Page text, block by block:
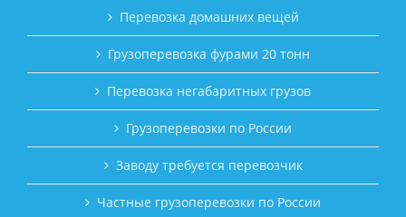
Перевозка домашних вещей
Грузоперевозка фурами 20 тонн
Перевозка негабаритных грузов
Грузоперевозки по России
Заводу требуется перевозчик
Частные грузоперевозки по России